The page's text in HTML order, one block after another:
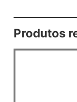
Produtos